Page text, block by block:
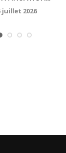
juillet 2026